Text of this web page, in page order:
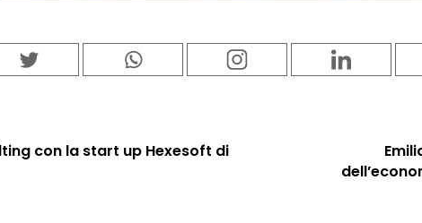
con la start up Hexesoft di